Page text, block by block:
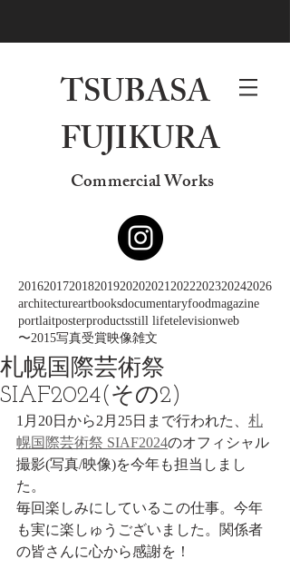
TSUBASA
FUJIKURA
Commercial Works
2016201720182019202020212022202320242026
architectureartbooksdocumentaryfoodmagazine
portlaitposterproductsstill lifetelevisionweb
〜2015写真受賞映像雑文
札幌国際芸術祭
SIAF2024(その2)
1月20日から2月25日まで行われた、 札
幌国際芸術祭 SIAF2024のオフィシャル
撮影(写真/映像)を今年も担当しまし
た。
毎回楽しみにしているこの仕事。今年
も実に楽しゅうございました。関係者
の皆さんに心から感謝を！